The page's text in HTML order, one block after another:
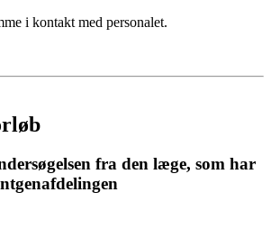
i kontakt med personalet.
fra den læge, som har